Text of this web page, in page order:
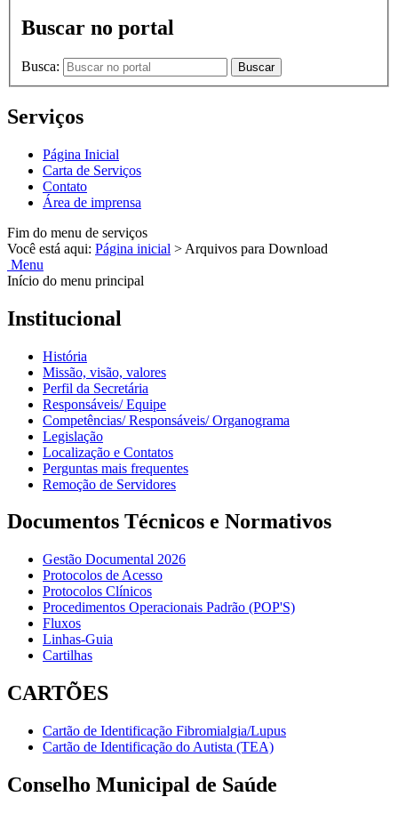
Buscar no portal
Busca: Buscar
Serviços
Página Inicial
Carta de Serviços
Contato
Área de imprensa
Fim do menu de serviços
Você está aqui: Página inicial > Arquivos para Download
Menu
Início do menu principal
Institucional
História
Missão, visão, valores
Perfil da Secretária
Responsáveis/ Equipe
Competências/ Responsáveis/ Organograma
Legislação
Localização e Contatos
Perguntas mais frequentes
Remoção de Servidores
Documentos Técnicos e Normativos
Gestão Documental 2026
Protocolos de Acesso
Protocolos Clínicos
Procedimentos Operacionais Padrão (POP'S)
Fluxos
Linhas-Guia
Cartilhas
CARTÕES
Cartão de Identificação Fibromialgia/Lupus
Cartão de Identificação do Autista (TEA)
Conselho Municipal de Saúde